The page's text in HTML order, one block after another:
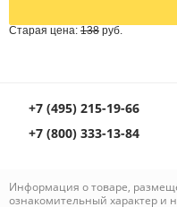
Старая цена: 138 руб.
+7 (495) 215-19-66
+7 (800) 333-13-84
Информация о товаре,
ознакомительный характер и